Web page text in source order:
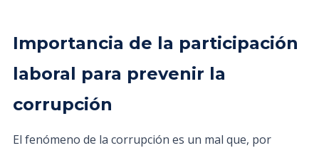
Importancia de la participación
laboral para prevenir la
corrupción
El fenómeno de la corrupción es un mal que, por